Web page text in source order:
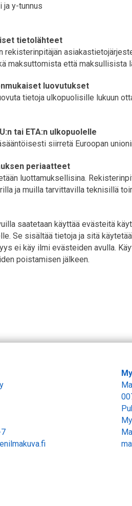
ja y-tunnus
tietolähteet
rekisterinpitäjän
maksuttomista että maksullisista
luovutukset
tietoja ulkopuolisille lukuun
tai ETA:n ulkopuolelle
siirretä Euroopan
periaatteet
luottamuksellisina.
ja muilla tarvittavilla teknisillä
saatetaan käyttää evästeitä
Se sisältää tietoja ja sitä
ei käy ilmi evästeiden avulla.
poistamisen jälkeen.